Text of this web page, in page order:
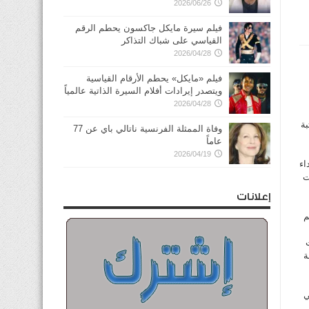
2026/06/26
فيلم سيرة مايكل جاكسون يحطم الرقم
القياسي على شباك التذاكر
2026/04/28
فيلم «مايكل» يحطم الأرقام القياسية
ويتصدر إيرادات أفلام السيرة الذاتية عالمياً
2026/04/28
وفاة الممثلة الفرنسية ناتالي باي عن 77
عاماً
2026/04/19
إعلانات